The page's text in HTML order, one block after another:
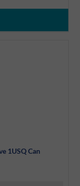
1USQ Can